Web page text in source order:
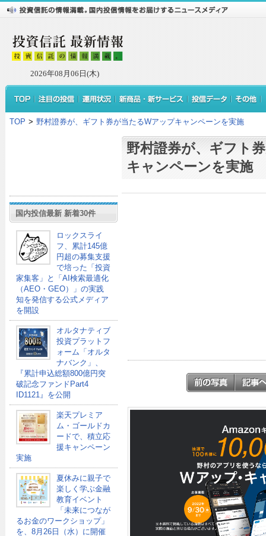
2026年08月06日(木)
TOP > 野村證券が、ギフト券が当たるWアップキャンペーンを実施
国内投信最新 新着30件
ロックスライ
フ、累計145億
円超の募集支援
で培った「投資
家集客」と「AI検索最適化
（AEO・GEO）」の実践
知を発信する公式メディア
を開設
オルタナティブ
投資プラットフ
ォーム「オルタ
ナバンク」、
『累計申込総額800億円突
破記念ファンドPart4
ID1121』を公開
楽天プレミア
ム・ゴールドカ
ードで、積立応
援キャンペーン
実施
夏休みに親子で
楽しく学ぶ金融
教育イベント
「未来につなが
るお金のワークショップ」
を、8月26日（水）に開催
野村證券が、ギフト
キャンペーンを実施